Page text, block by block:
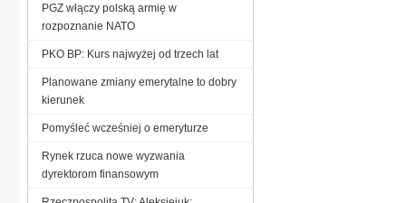
PGZ włączy polską armię w
rozpoznanie NATO
PKO BP: Kurs najwyżej od trzech lat
Planowane zmiany emerytalne to dobry
kierunek
Pomyśleć wcześniej o emeryturze
Rynek rzuca nowe wyzwania
dyrektorom finansowym